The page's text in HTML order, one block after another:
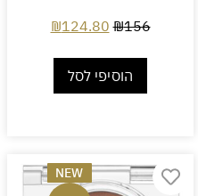
₪156
₪124.80
הוסיפי לסל
NEW